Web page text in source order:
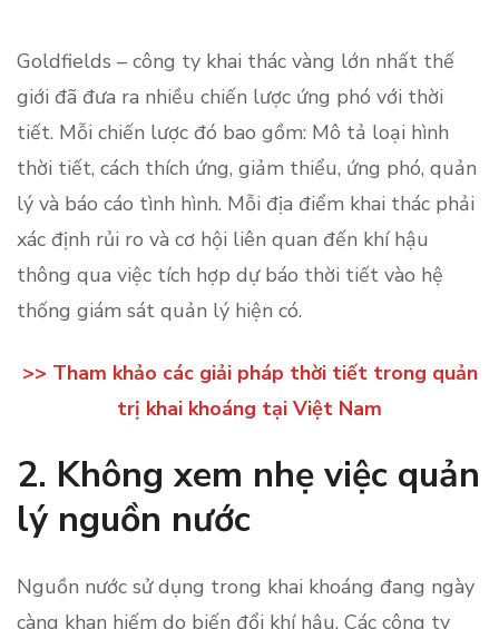
Goldfields – công ty khai thác vàng lớn nhất thế
giới đã đưa ra nhiều chiến lược ứng phó với thời
tiết. Mỗi chiến lược đó bao gồm: Mô tả loại hình
thời tiết, cách thích ứng, giảm thiểu, ứng phó, quản
lý và báo cáo tình hình. Mỗi địa điểm khai thác phải
xác định rủi ro và cơ hội liên quan đến khí hậu
thông qua việc tích hợp dự báo thời tiết vào hệ
thống giám sát quản lý hiện có.
>> Tham khảo các giải pháp thời tiết trong quản
trị khai khoáng tại Việt Nam
2. Không xem nhẹ việc quản
lý nguồn nước
Nguồn nước sử dụng trong khai khoáng đang ngày
càng khan hiếm do biến đổi khí hậu. Các công ty